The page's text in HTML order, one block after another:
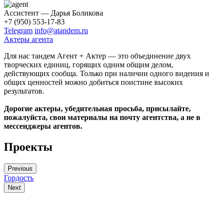
Ассистент — Дарья Боликова
+7 (950) 553-17-83
Telegram info@atandem.ru
Актеры агента
Для нас тандем Агент + Актер — это объединение двух
творческих единиц, горящих одним общим делом,
действующих сообща. Только при наличии одного видения и
общих ценностей можно добиться поистине высоких
результатов.
Дорогие актеры, убедительная просьба, присылайте,
пожалуйста, свои материалы на почту агентства, а не в
мессенджеры агентов.
Проекты
Previous
Гордость
Next